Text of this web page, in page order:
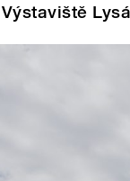
Výstaviště